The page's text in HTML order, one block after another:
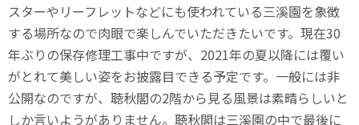
スターやリーフレットなどにも使われている三溪園を象徴
する場所なので肉眼で楽しんでいただきたいです。現在30
年ぶりの保存修理工事中ですが、2021年の夏以降には覆い
がとれて美しい姿をお披露目できる予定です。一般には非
公開なのですが、聴秋閣の2階から見る風景は素晴らしいと
しか言いようがありません。聴秋閣は三溪園の中で最後に